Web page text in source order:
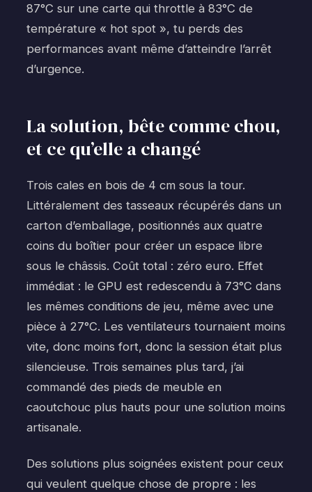
87°C sur une carte qui throttle à 83°C de
température « hot spot », tu perds des
performances avant même d’atteindre l’arrêt
d’urgence.
La solution, bête comme chou,
et ce qu’elle a changé
Trois cales en bois de 4 cm sous la tour.
Littéralement des tasseaux récupérés dans un
carton d’emballage, positionnés aux quatre
coins du boîtier pour créer un espace libre
sous le châssis. Coût total : zéro euro. Effet
immédiat : le GPU est redescendu à 73°C dans
les mêmes conditions de jeu, même avec une
pièce à 27°C. Les ventilateurs tournaient moins
vite, donc moins fort, donc la session était plus
silencieuse. Trois semaines plus tard, j’ai
commandé des pieds de meuble en
caoutchouc plus hauts pour une solution moins
artisanale.
Des solutions plus soignées existent pour ceux
qui veulent quelque chose de propre : les